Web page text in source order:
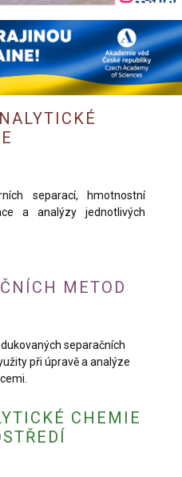
separací, hmotnostní
a analýzy jednotlivých
METOD
separačních
při úpravě a analýze
CHEMIE